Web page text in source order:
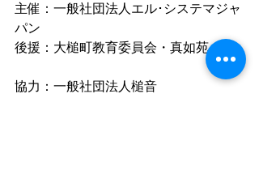
主催：一般社団法人エル･システマジャ
パン
後援：大槌町教育委員会・真如苑
協力：一般社団法人槌音